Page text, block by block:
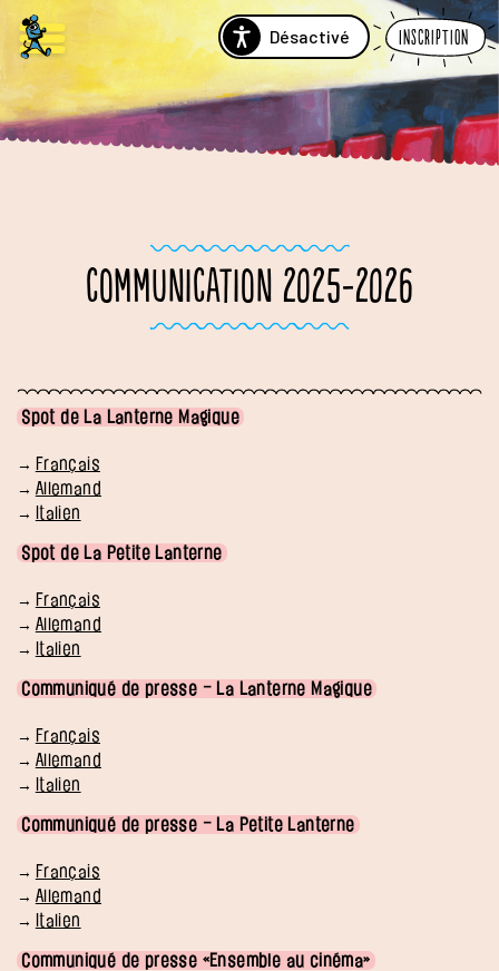
Désactivé Inscription
COMMUNICATION 2025-2026
Spot de La Lanterne Magique
Français
Allemand
Italien
Spot de La Petite Lanterne
Français
Allemand
Italien
Communiqué de presse – La Lanterne Magique
Français
Allemand
Italien
Communiqué de presse – La Petite Lanterne
Français
Allemand
Italien
Communiqué de presse «Ensemble au cinéma»